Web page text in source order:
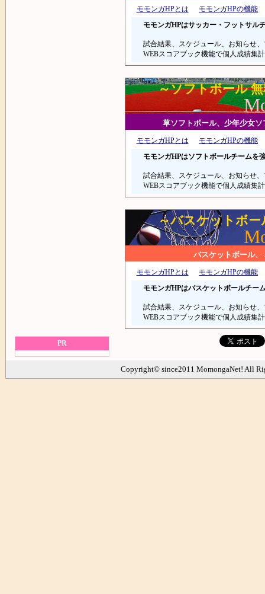
PR
モモンガHPとは
モモンガHPの機能
モモンガHPはサッカー・フットサル
試合結果、スケジュール、お知らせ
WEBスコアブック機能で個人成績集
～ソフトボール
草ソフトボール、少年少女
モモンガHPとは
モモンガHPの機能
モモンガHPはソフトボールチームを
試合結果、スケジュール、お知らせ
WEBスコアブック機能で個人成績集
～バスケットボ
バスケットボール
モモンガHPとは
モモンガHPの機能
モモンガHPはバスケットボールチー
試合結果、スケジュール、お知らせ
WEBスコアブック機能で個人成績集
Copyright© since2011 MomongaNet! All